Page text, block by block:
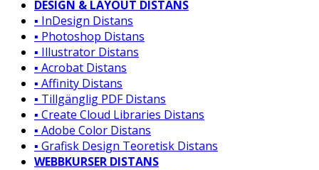
DESIGN & LAYOUT DISTANS
▪️ InDesign Distans
▪️ Photoshop Distans
▪️ Illustrator Distans
▪️ Acrobat Distans
▪️ Affinity Distans
▪️ Tillgänglig PDF Distans
▪️ Create Cloud Libraries Distans
▪️ Adobe Color Distans
▪️ Grafisk Design Teoretisk Distans
WEBBKURSER DISTANS